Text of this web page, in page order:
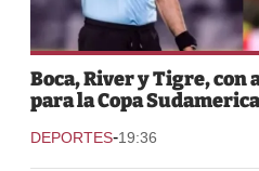
Boca, River y Tigre,
para la Copa
DEPORTES-19:36